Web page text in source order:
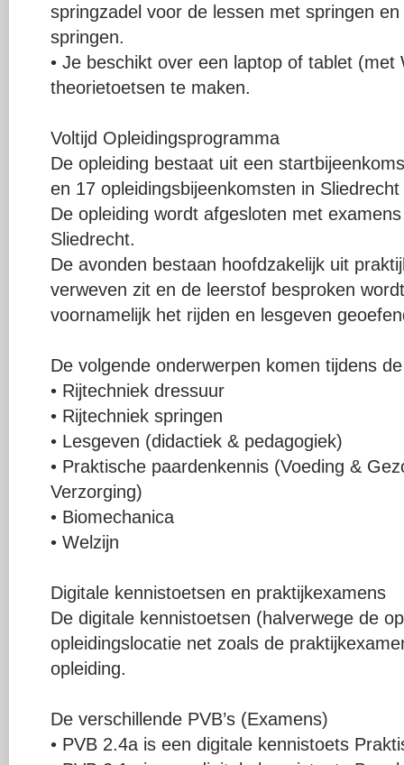
springzadel voor de lessen met springen
springen.
• Je beschikt over een laptop of tablet (met
theorietoetsen te maken.
Voltijd Opleidingsprogramma
De opleiding bestaat uit een
en 17 opleidingsbijeenkomsten in
De opleiding wordt afgesloten met
Sliedrecht.
De avonden bestaan hoofdzakelijk uit
verweven zit en de leerstof besproken
voornamelijk het rijden en lesgeven
De volgende onderwerpen komen tijdens
• Rijtechniek dressuur
• Rijtechniek springen
• Lesgeven (didactiek & pedagogiek)
• Praktische paardenkennis (Voeding &
Verzorging)
• Biomechanica
• Welzijn
Digitale kennistoetsen en praktijkexamens
De digitale kennistoetsen (halverwege de
opleidingslocatie net zoals de
opleiding.
De verschillende PVB’s (Examens)
• PVB 2.4a is een digitale kennistoets